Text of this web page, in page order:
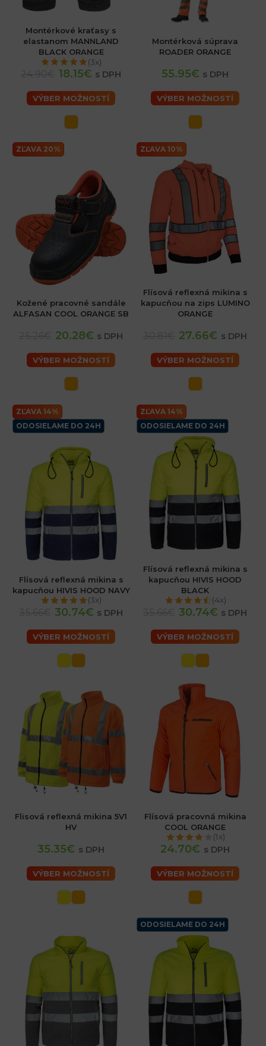
Montérkové kraťasy s
elastanom MANNLAND
BLACK ORANGE
(3x)
18.15€ s DPH
VÝBER MOŽNOSTÍ
Montérková súprava
ROADER ORANGE
55.95€ s DPH
VÝBER MOŽNOSTÍ
ZĽAVA 20%
Kožené pracovné sandále
ALFASAN COOL ORANGE SB
20.28€ s DPH
VÝBER MOŽNOSTÍ
ZĽAVA 10%
Flísová reflexná mikina s
kapucňou na zips LUMINO
ORANGE
27.66€ s DPH
VÝBER MOŽNOSTÍ
ZĽAVA 14%
ODOSIELAME DO 24H
Flísová reflexná mikina s
kapucňou HIVIS HOOD NAVY
(3x)
30.74€ s DPH
VÝBER MOŽNOSTÍ
ZĽAVA 14%
ODOSIELAME DO 24H
Flísová reflexná mikina s
kapucňou HIVIS HOOD
BLACK
(4x)
30.74€ s DPH
VÝBER MOŽNOSTÍ
Flisová reflexná mikina 5V1
HV
35.35€ s DPH
VÝBER MOŽNOSTÍ
Flísová pracovná mikina
COOL ORANGE
(1x)
24.70€ s DPH
VÝBER MOŽNOSTÍ
ODOSIELAME DO 24H